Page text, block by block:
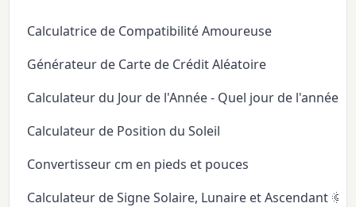
Calculatrice de Compatibilité Amoureuse
Générateur de Carte de Crédit Aléatoire
Calculateur du Jour de l'Année - Quel jour de l'année
Calculateur de Position du Soleil
Convertisseur cm en pieds et pouces
Calculateur de Signe Solaire, Lunaire et Ascendant